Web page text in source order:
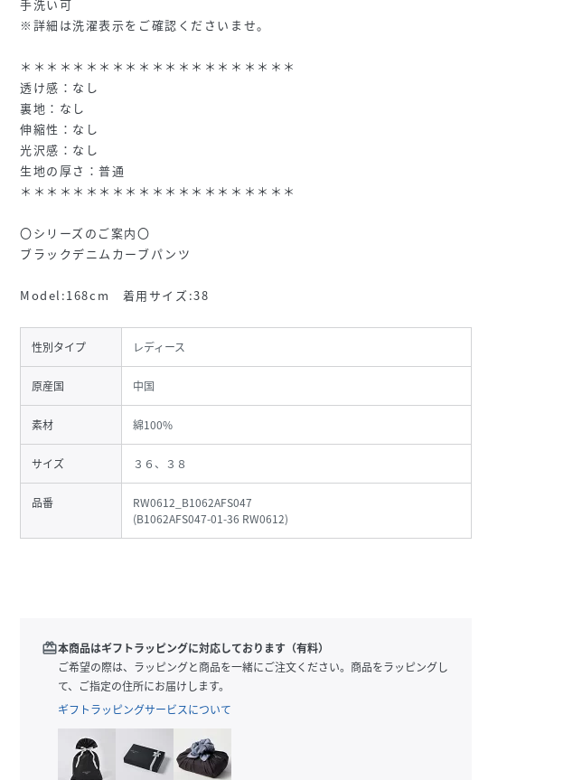
手洗い可
※詳細は洗濯表示をご確認くださいませ。
＊＊＊＊＊＊＊＊＊＊＊＊＊＊＊＊＊＊＊＊＊
透け感：なし
裏地：なし
伸縮性：なし
光沢感：なし
生地の厚さ：普通
＊＊＊＊＊＊＊＊＊＊＊＊＊＊＊＊＊＊＊＊＊
〇シリーズのご案内〇
ブラックデニムカーブパンツ
Model:168cm 着用サイズ:38
性別タイプ レディース
原産国 中国
素材 綿100%
サイズ ３６、３８
品番
RW0612_B1062AFS047
(B1062AFS047-01-36 RW0612)
redeem本商品はギフトラッピングに対応しております（有料）
ご希望の際は、ラッピングと商品を一緒にご注文ください。商品をラッピングし
て、ご指定の住所にお届けします。
ギフトラッピングサービスについて